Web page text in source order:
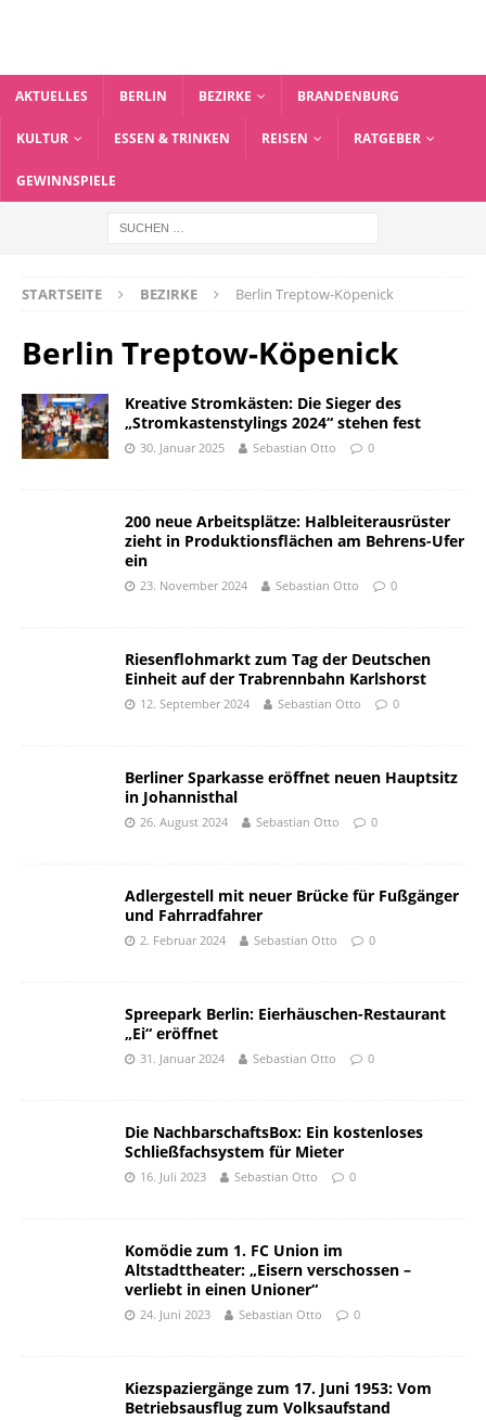
AKTUELLES BERLIN BEZIRKE BRANDENBURG
KULTUR ESSEN & TRINKEN REISEN RATGEBER
GEWINNSPIELE
STARTSEITE BEZIRKE Berlin Treptow-Köpenick
Berlin Treptow-Köpenick
Kreative Stromkästen: Die Sieger des
„Stromkastenstylings 2024“ stehen fest
30. Januar 2025 Sebastian Otto 0
200 neue Arbeitsplätze: Halbleiterausrüster
zieht in Produktionsflächen am Behrens-Ufer
ein
23. November 2024 Sebastian Otto 0
Riesenflohmarkt zum Tag der Deutschen
Einheit auf der Trabrennbahn Karlshorst
12. September 2024 Sebastian Otto 0
Berliner Sparkasse eröffnet neuen Hauptsitz
in Johannisthal
26. August 2024 Sebastian Otto 0
Adlergestell mit neuer Brücke für Fußgänger
und Fahrradfahrer
2. Februar 2024 Sebastian Otto 0
Spreepark Berlin: Eierhäuschen-Restaurant
„Ei“ eröffnet
31. Januar 2024 Sebastian Otto 0
Die NachbarschaftsBox: Ein kostenloses
Schließfachsystem für Mieter
16. Juli 2023 Sebastian Otto 0
Komödie zum 1. FC Union im
Altstadttheater: „Eisern verschossen –
verliebt in einen Unioner“
24. Juni 2023 Sebastian Otto 0
Kiezspaziergänge zum 17. Juni 1953: Vom
Betriebsausflug zum Volksaufstand